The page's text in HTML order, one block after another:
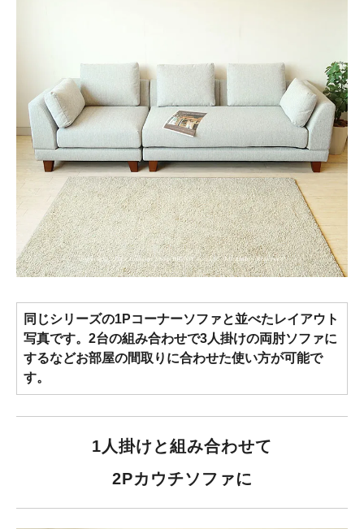
同じシリーズの1Pコーナーソファと並べたレイアウト
写真です。2台の組み合わせで3人掛けの両肘ソファに
するなどお部屋の間取りに合わせた使い方が可能で
す。
1人掛けと組み合わせて
2Pカウチソファに